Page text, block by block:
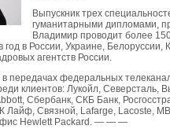
Выпускник трех
гуманитарными дипломами,
Владимир проводит более
год в России, Украине, Белоруссии,
агентств России.
передачах федеральных
клиентов: Лукойл, Северсталь,
Сбербанк, СКБ Банк,
Лайф, Связной, Lafarge, Lacoste,
Hewlett Packard. — — —